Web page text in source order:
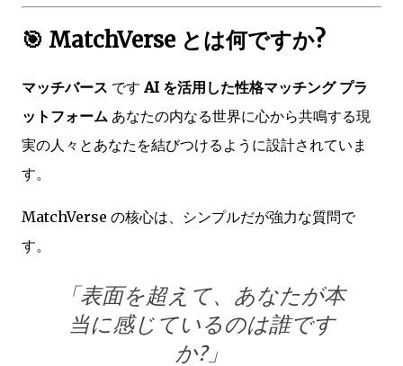
🎯 MatchVerse とは何ですか?
マッチバース です AI を活用した性格マッチング プラ
ットフォーム あなたの内なる世界に心から共鳴する現
実の人々とあなたを結びつけるように設計されていま
す。
MatchVerse の核心は、シンプルだが強力な質問で
す。
「表面を超えて、あなたが本
当に感じているのは誰です
か?」